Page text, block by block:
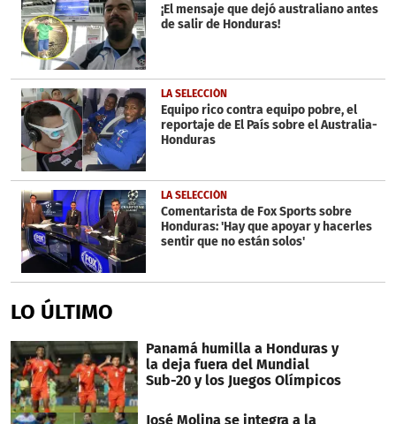
¡El mensaje que dejó australiano antes
de salir de Honduras!
LA SELECCIÓN
Equipo rico contra equipo pobre, el
reportaje de El País sobre el Australia-
Honduras
LA SELECCIÓN
Comentarista de Fox Sports sobre
Honduras: 'Hay que apoyar y hacerles
sentir que no están solos'
LO ÚLTIMO
Panamá humilla a Honduras y
la deja fuera del Mundial
Sub-20 y los Juegos Olímpicos
José Molina se integra a la